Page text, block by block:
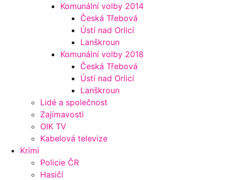
Komunální volby 2014
Česká Třebová
Ústí nad Orlicí
Lanškroun
Komunální volby 2018
Česká Třebová
Ústí nad Orlicí
Lanškroun
Lidé a společnost
Zajímavosti
OIK TV
Kabelová televize
Krimi
Policie ČR
Hasiči